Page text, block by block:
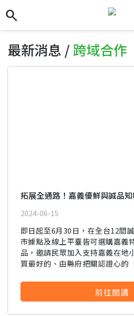
search
search
最新消息 / 跨域合作
拓展全通路！嘉義優鮮與誠品
2024-06-15
即日起至6月30日，在全台12間
市據點及線上平臺皆可選購嘉義
品，邀請民眾加入支持嘉義在地
質最好的、由縣府把關認證心的
前往閱讀